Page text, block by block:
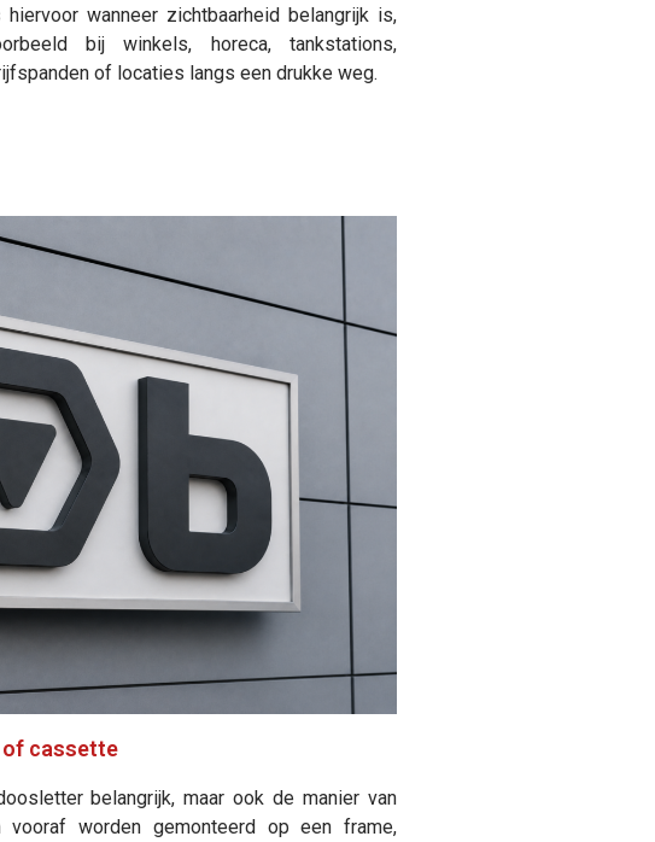
hiervoor wanneer zichtbaarheid belangrijk is,
bij winkels, horeca, tankstations,
of locaties langs een drukke weg.
of cassette
belangrijk, maar ook de manier van
vooraf worden gemonteerd op een frame,